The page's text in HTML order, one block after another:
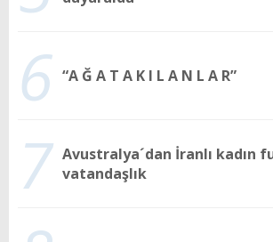
6 “A Ğ A T A K I L A N L A R”
7 Avustralya´dan İranlı kadın
vatandaşlık